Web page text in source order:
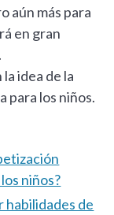
aún más para
en gran
idea de la
para los niños.
niños?
habilidades de